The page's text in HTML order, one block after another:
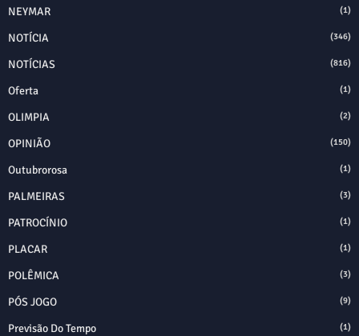
NEYMAR (1)
NOTÍCIA (346)
NOTÍCIAS (816)
Oferta (1)
OLIMPIA (2)
OPINIÃO (150)
Outubrorosa (1)
PALMEIRAS (3)
PATROCÍNIO (1)
PLACAR (1)
POLÊMICA (3)
PÓS JOGO (9)
Previsão Do Tempo (1)